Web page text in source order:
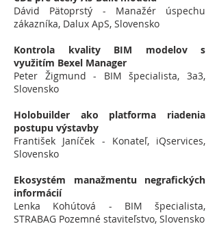
Dávid Pätoprstý - Manažér úspechu
zákazníka, Dalux ApS, Slovensko
Kontrola kvality BIM modelov s
využitím Bexel Manager
Peter Žigmund - BIM špecialista, 3a3,
Slovensko
Holobuilder ako platforma riadenia
postupu výstavby
František Janíček - Konateľ, iQservices,
Slovensko
Ekosystém manažmentu negrafických
informácií
Lenka Kohútová - BIM špecialista,
STRABAG Pozemné staviteľstvo, Slovensko